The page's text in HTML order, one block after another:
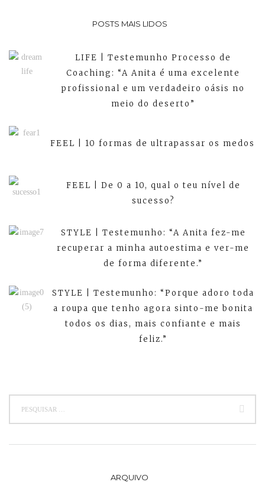
POSTS MAIS LIDOS
LIFE | Testemunho Processo de
Coaching: “A Anita é uma excelente
profissional e um verdadeiro oásis no
meio do deserto”
FEEL | 10 formas de ultrapassar os medos
FEEL | De 0 a 10, qual o teu nível de
sucesso?
STYLE | Testemunho: “A Anita fez-me
recuperar a minha autoestima e ver-me
de forma diferente.”
STYLE | Testemunho: “Porque adoro toda
a roupa que tenho agora sinto-me bonita
todos os dias, mais confiante e mais
feliz.”
ARQUIVO